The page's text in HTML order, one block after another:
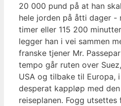
20 000 pund på at han
hele jorden på åtti dager -
timer eller 115 200
legger han i vei sammen
franske tjener Mr.
tempo går ruten over
USA og tilbake til Europa,
desperat kappløp med
reiseplanen. Fogg